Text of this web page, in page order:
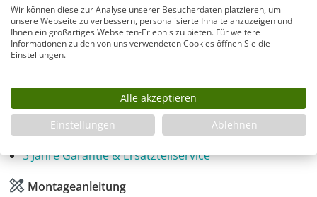
Produkt Anzahl: Gib den gewünschten
In den Warenkorb
Fragen zum Artikel
Planungshilfe
3 Jahre Garantie & Ersatzteilservice
Montageanleitung
Wir können diese zur Analyse unserer Besucherdaten platzieren, um
unsere Webseite zu verbessern, personalisierte Inhalte anzuzeigen und
Ihnen ein großartiges Webseiten-Erlebnis zu bieten. Für weitere
Informationen zu den von uns verwendeten Cookies öffnen Sie die
Einstellungen.
Alle akzeptieren
Einstellungen
Ablehnen